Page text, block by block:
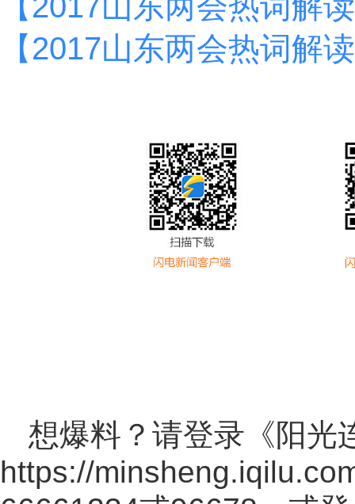
【2017山东两会热词解
想爆料？请登录《阳光
https://